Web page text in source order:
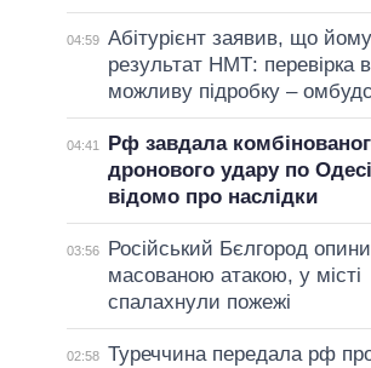
04:59 Абітурієнт заявив, що
результат НМТ: перевірка
можливу підробку –
04:41
Рф завдала
дронового удару по
відомо про наслідки
03:56
Російський Бєлгород
масованою атакою, у місті
спалахнули пожежі
02:58 Туреччина передала рф